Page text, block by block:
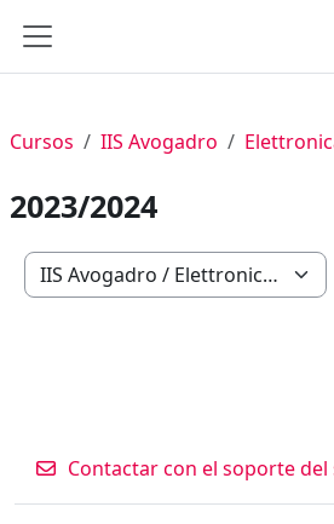
Panel lateral
Cursos IIS Avogadro
2023/2024
Categorías
Contactar con el soporte del